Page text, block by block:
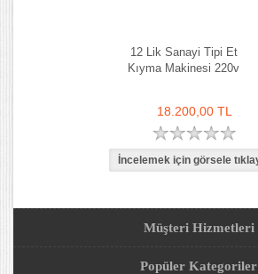
12 Lik Sanayi Tipi Et
Kıyma Makinesi 220v
18.200,00 TL
Müşteri Hizmetleri
Popüler Kategoriler